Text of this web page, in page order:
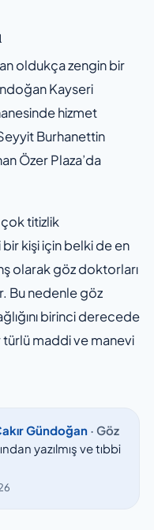
oldukça zengin bir
Kayseri
hizmet
Burhanettin
Özer Plaza’da
titizlik
kişi için belki de en
olarak göz doktorları
Bu nedenle göz
birinci derecede
türlü maddi ve manevi
Gündoğan · Göz
yazılmış ve tıbbi